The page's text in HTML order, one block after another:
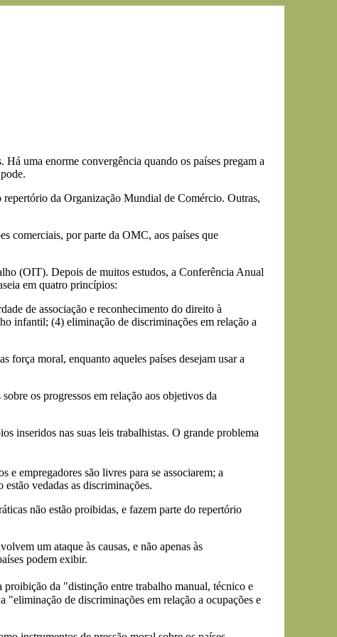
uma enorme convergência quando os países pregam a
da Organização Mundial de Comércio. Outras,
comerciais, por parte da OMC, aos países que
(OIT). Depois de muitos estudos, a Conferência Anual
em quatro princípios:
de associação e reconhecimento do direito à
infantil; (4) eliminação de discriminações em relação a
força moral, enquanto aqueles países desejam usar a
os progressos em relação aos objetivos da
inseridos nas suas leis trabalhistas. O grande problema
e empregadores são livres para se associarem; a
vedadas as discriminações.
não estão proibidas, e fazem parte do repertório
um ataque às causas, e não apenas às
podem exibir.
proibição da "distinção entre trabalho manual, técnico e
de discriminações em relação a ocupações e